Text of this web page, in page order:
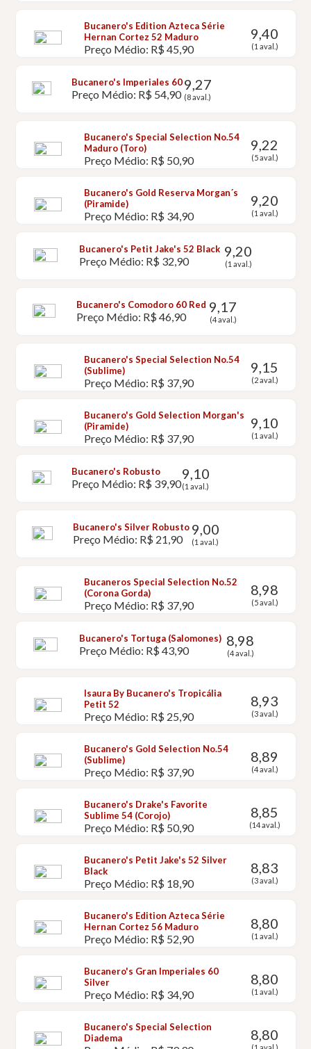
Bucanero's Edition Azteca Série
Hernan Cortez 52 Maduro
Preço Médio: R$ 45,90
9,40
(1 aval.)
Bucanero's Imperiales 60
Preço Médio: R$ 54,90
9,27
(8 aval.)
Bucanero's Special Selection No.54
Maduro (Toro)
Preço Médio: R$ 50,90
9,22
(5 aval.)
Bucanero's Gold Reserva Morgan´s
(Piramide)
Preço Médio: R$ 34,90
9,20
(1 aval.)
Bucanero's Petit Jake's 52 Black
Preço Médio: R$ 32,90
9,20
(1 aval.)
Bucanero's Comodoro 60 Red
Preço Médio: R$ 46,90
9,17
(4 aval.)
Bucanero's Special Selection No.54
(Sublime)
Preço Médio: R$ 37,90
9,15
(2 aval.)
Bucanero's Gold Selection Morgan's
(Piramide)
Preço Médio: R$ 37,90
9,10
(1 aval.)
Bucanero's Robusto
Preço Médio: R$ 39,90
9,10
(1 aval.)
Bucanero's Silver Robusto
Preço Médio: R$ 21,90
9,00
(1 aval.)
Bucaneros Special Selection No.52
(Corona Gorda)
Preço Médio: R$ 37,90
8,98
(5 aval.)
Bucanero's Tortuga (Salomones)
Preço Médio: R$ 43,90
8,98
(4 aval.)
Isaura By Bucanero's Tropicália
Petit 52
Preço Médio: R$ 25,90
8,93
(3 aval.)
Bucanero's Gold Selection No.54
(Sublime)
Preço Médio: R$ 37,90
8,89
(4 aval.)
Bucanero's Drake's Favorite
Sublime 54 (Corojo)
Preço Médio: R$ 50,90
8,85
(14 aval.)
Bucanero's Petit Jake's 52 Silver
Black
Preço Médio: R$ 18,90
8,83
(3 aval.)
Bucanero's Edition Azteca Série
Hernan Cortez 56 Maduro
Preço Médio: R$ 52,90
8,80
(1 aval.)
Bucanero's Gran Imperiales 60
Silver
Preço Médio: R$ 34,90
8,80
(1 aval.)
Bucanero's Special Selection
Diadema
8,80